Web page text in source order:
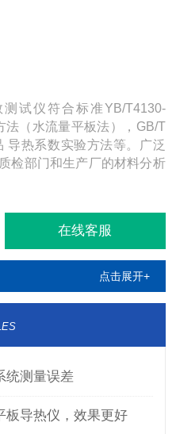
测试仪符合标准YB/T4130-
法（水流量平板法），GB/T
导热系数实验方法等。广泛
检部门和生产厂的材料分析
在线客服
点击展开+
统测量误差
板导热仪，效果更好